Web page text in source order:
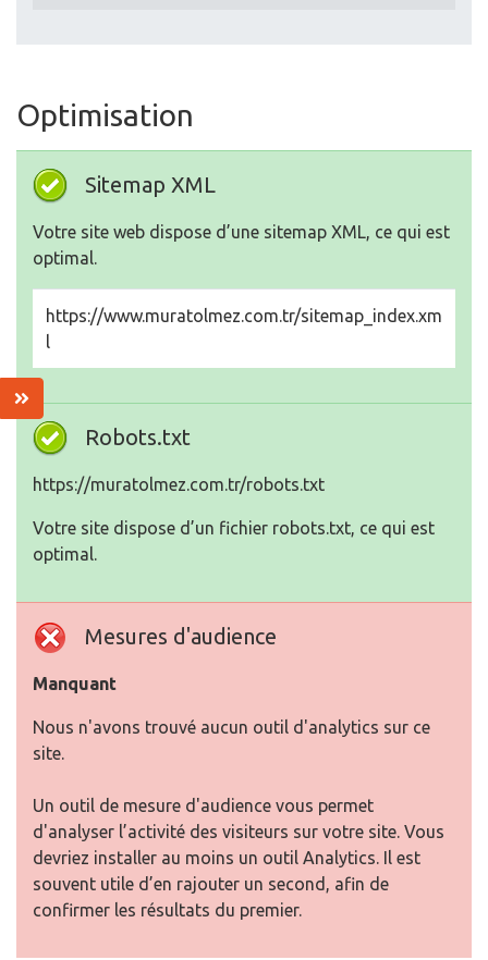
Optimisation
Sitemap XML
Votre site web dispose d’une sitemap XML, ce qui est
optimal.
https://www.muratolmez.com.tr/sitemap_index.xm
l
Robots.txt
https://muratolmez.com.tr/robots.txt
Votre site dispose d’un fichier robots.txt, ce qui est
optimal.
Mesures d'audience
Manquant
Nous n'avons trouvé aucun outil d'analytics sur ce
site.
Un outil de mesure d'audience vous permet
d'analyser l’activité des visiteurs sur votre site. Vous
devriez installer au moins un outil Analytics. Il est
souvent utile d’en rajouter un second, afin de
confirmer les résultats du premier.